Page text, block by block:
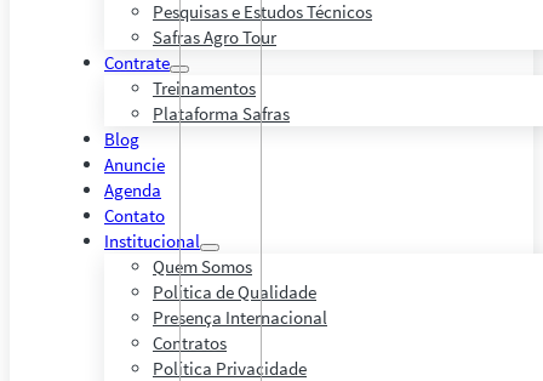
Pesquisas e Estudos Técnicos
Safras Agro Tour
Contrate
Treinamentos
Plataforma Safras
Blog
Anuncie
Agenda
Contato
Institucional
Quem Somos
Política de Qualidade
Presença Internacional
Contratos
Política Privacidade